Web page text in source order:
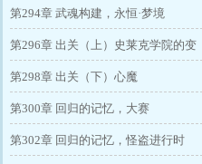
第294章 武魂构建，永恒·梦境
第296章 出关（上）史莱克学院的变
化
第298章 出关（下）心魔
第300章 回归的记忆，大赛
第302章 回归的记忆，怪盗进行时